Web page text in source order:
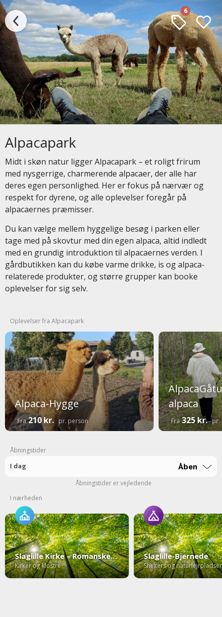
6
Alpacapark
Midt i skøn natur ligger Alpacapark – et roligt frirum
med nysgerrige, charmerende alpacaer, der alle har
deres egen personlighed. Her er fokus på nærvær og
respekt for dyrene, og alle oplevelser foregår på
alpacaernes præmisser.
Du kan vælge mellem hyggelige besøg i parken eller
tage med på skovtur med din egen alpaca, altid indledt
med en grundig introduktion til alpacaernes verden. I
gårdbutikken kan du købe varme drikke, is og alpaca-
relaterede produkter, og større grupper kan booke
oplevelser for sig selv.
Oplevelser fra Alpacapark
Alpaca-Hygge
Fra210 kr. pr. person
alpaca
Fra325 kr. pr.
Åbningstider
I dag Åben
Åbningstider er vejledende
I nærheden
Slaglille Kirke – Romanske stifterbilleder med Fortuna
Kirker og klostre
Slaglille-Bjernede
Shelters og naturlejrpladser